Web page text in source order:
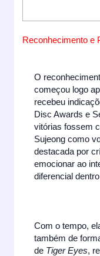
Reconhecimento e
O
começou logo
recebeu
Disc Awards e
vitórias fossem
Sujeong como
destacada por
emocionar ao
diferencial
Com o tempo,
também de
de Tiger Eyes,